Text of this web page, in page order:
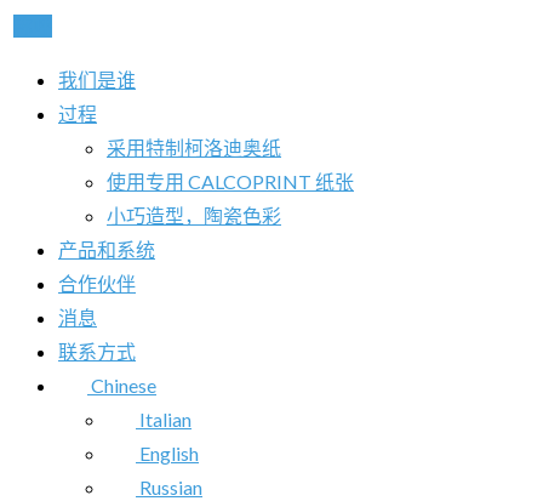
我们是谁
过程
采用特制柯洛迪奥纸
使用专用 CALCOPRINT 纸张
小巧造型，陶瓷色彩
产品和系统
合作伙伴
消息
联系方式
Chinese
Italian
English
Russian